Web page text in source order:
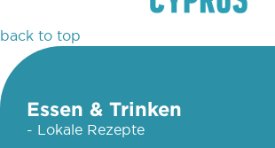
back to top
Essen & Trinken
- Lokale Rezepte